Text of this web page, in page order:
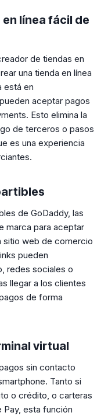
línea fácil de
de tiendas en
una tienda en línea
está en
aceptar pagos
Esto elimina la
de terceros o pasos
es una experiencia
de GoDaddy, las
marca para aceptar
sitio web de comercio
pueden
redes sociales o
llegar a los clientes
de forma
virtual
sin contacto
Tanto si
o crédito, o carteras
esta función